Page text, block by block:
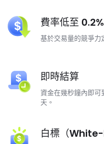
費率低至 0.2%
基於交易量的競爭力
即時結算
資金在幾秒鐘內即
天。
白標（